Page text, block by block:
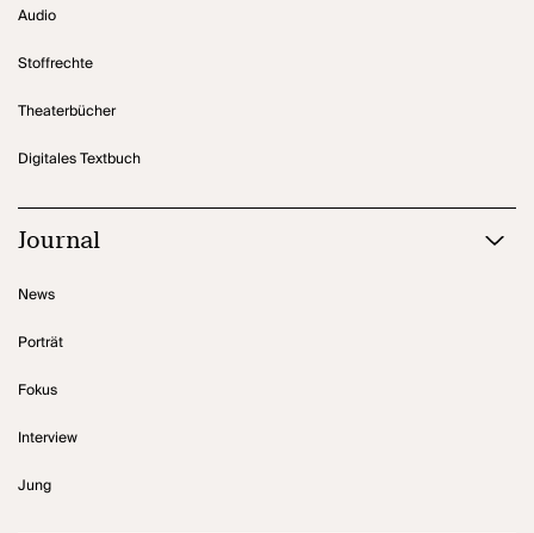
Audio
Stoffrechte
Theaterbücher
Digitales Textbuch
Journal
News
Porträt
Fokus
Interview
Jung